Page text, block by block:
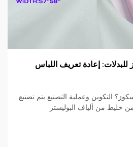
للبدلات: إعادة تعريف اللباس
التكوين وعملية التصنيع يتم تصنيع
خليط من ألياف البوليستر